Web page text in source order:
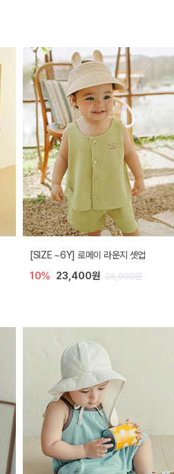
[SIZE ~6Y] 로메이 라운지 셋업
10% 23,400원 26,000원